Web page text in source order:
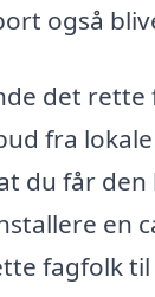
også
det
fra
du får
en
fagfolk til